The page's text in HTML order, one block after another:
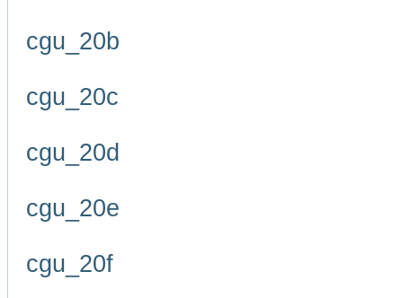
cgu_20b
cgu_20c
cgu_20d
cgu_20e
cgu_20f